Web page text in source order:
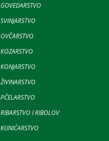
GOVEDARSTVO
SVINJARSTVO
OVČARSTVO
KOZARSTVO
KONJARSTVO
ŽIVINARSTVO
PČELARSTVO
RIBARSTVO I RIBOLOV
KUNIĆARSTVO